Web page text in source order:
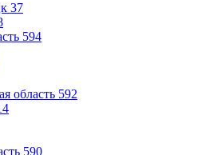
37
594
область 592
590